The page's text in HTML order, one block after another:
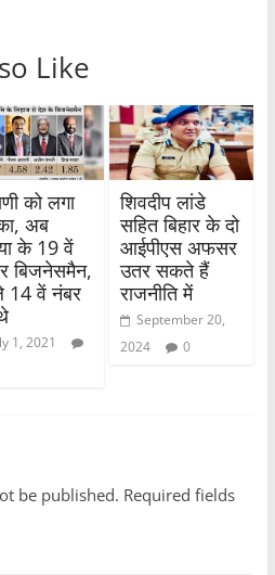
Like
को लगा
अब
के 19 वें
बिजनेसमैन,
14 वें नंबर
1, 2021
शिवदीप लांडे
सहित बिहार के दो
आईपीएस अफसर
उतर सकते हैं
राजनीति में
September 20,
2024
0
be published. Required fields